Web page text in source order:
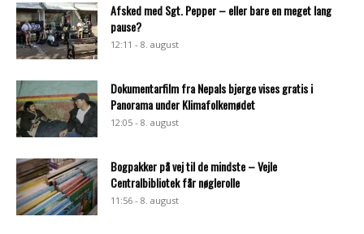
Afsked med Sgt. Pepper – eller bare en meget lang
pause?
12:11 - 8. august
Dokumentarfilm fra Nepals bjerge vises gratis i
Panorama under Klimafolkemødet
12:05 - 8. august
Bogpakker på vej til de mindste – Vejle
Centralbibliotek får nøglerolle
11:56 - 8. august